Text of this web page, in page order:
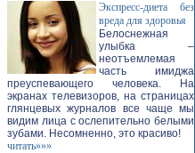
Экспресс-диета без
вреда для здоровья
Белоснежная
улыбка –
неотъемлемая
часть имиджа
преуспевающего человека. На
экранах телевизоров, на страницах
глянцевых журналов все чаще мы
видим лица с ослепительно белыми
зубами. Несомненно, это красиво!
читать»»»